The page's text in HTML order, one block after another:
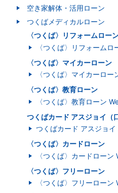
空き家解体・活用ローン
つくばメディカルローン
〈つくば〉リフォームロー
〈つくば〉リフォームロ
〈つくば〉マイカーローン
〈つくば〉マイカーロー
〈つくば〉教育ローン
〈つくば〉教育ローン
つくばカード アスジョイ（
つくばカード アスジョイ
〈つくば〉カードローン
〈つくば〉カードローン
〈つくば〉フリーローン
〈つくば〉フリーローン